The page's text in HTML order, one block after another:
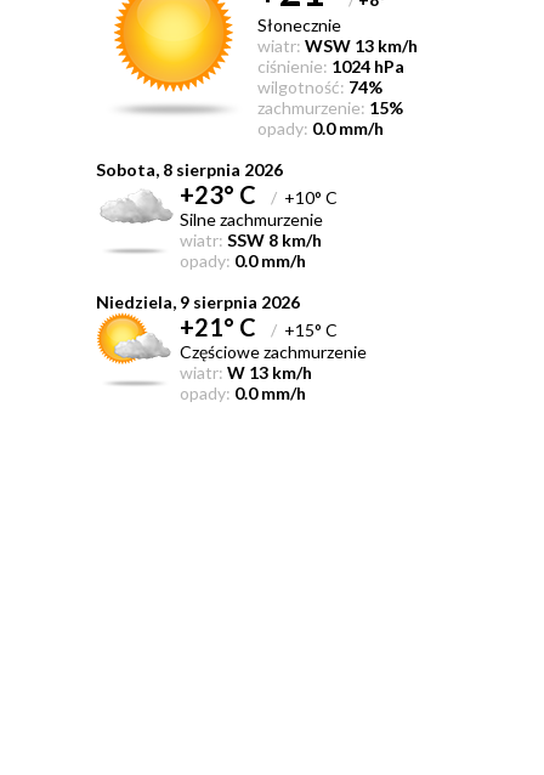
Słonecznie
wiatr: WSW 13 km/h
ciśnienie: 1024 hPa
wilgotność: 74%
zachmurzenie: 15%
opady: 0.0 mm/h
Sobota, 8 sierpnia 2026
+23° C /+10° C
Silne zachmurzenie
wiatr: SSW 8 km/h
opady: 0.0 mm/h
Niedziela, 9 sierpnia 2026
+21° C /+15° C
Częściowe zachmurzenie
wiatr: W 13 km/h
opady: 0.0 mm/h